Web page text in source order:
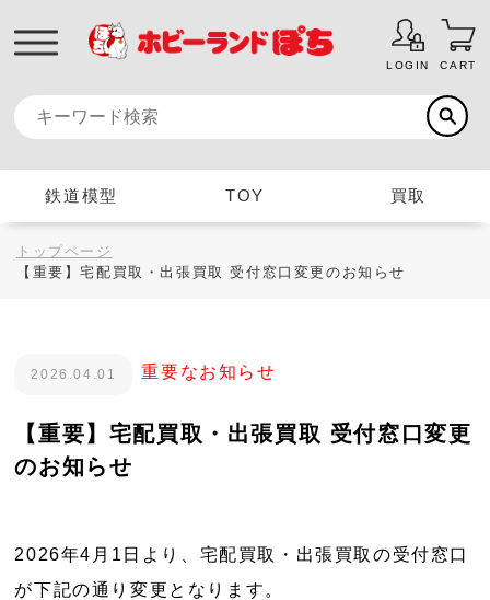
LOGIN CART
鉄道模型 TOY 買取
トップページ
【重要】宅配買取・出張買取 受付窓口変更のお知らせ
2026.04.01 重要なお知らせ
【重要】宅配買取・出張買取 受付窓口変更
のお知らせ
2026年4月1日より、宅配買取・出張買取の受付窓口
が下記の通り変更となります。